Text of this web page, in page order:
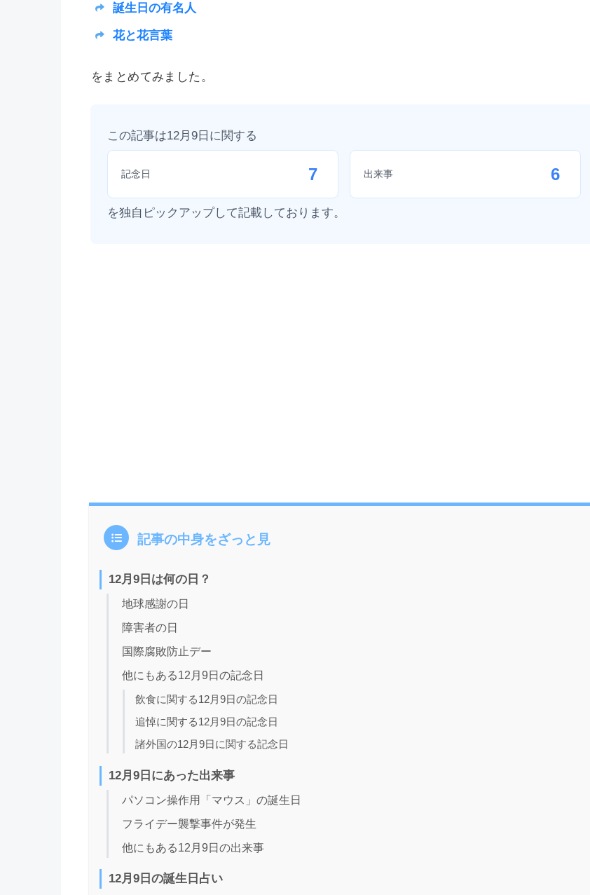
誕生日の有名人
花と花言葉
をまとめてみました。
この記事は12月9日に関する
記念日 7 出来事 6
を独自ピックアップして記載しております。
記事の中身をざっと見
12月9日は何の日？
地球感謝の日
障害者の日
国際腐敗防止デー
他にもある12月9日の記念日
飲食に関する12月9日の記念日
追悼に関する12月9日の記念日
諸外国の12月9日に関する記念日
12月9日にあった出来事
パソコン操作用「マウス」の誕生日
フライデー襲撃事件が発生
他にもある12月9日の出来事
12月9日の誕生日占い